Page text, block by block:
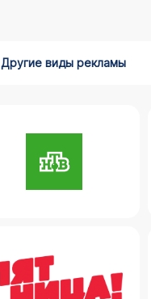
Другие виды рекламы